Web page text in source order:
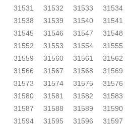
31531
31532 31533 31534
31538
31539 31540 31541
31545
31546 31547 31548
31552
31553 31554 31555
31559
31560 31561 31562
31566
31567 31568 31569
31573
31574 31575 31576
31580
31581 31582 31583
31587
31588 31589 31590
31594
31595 31596 31597